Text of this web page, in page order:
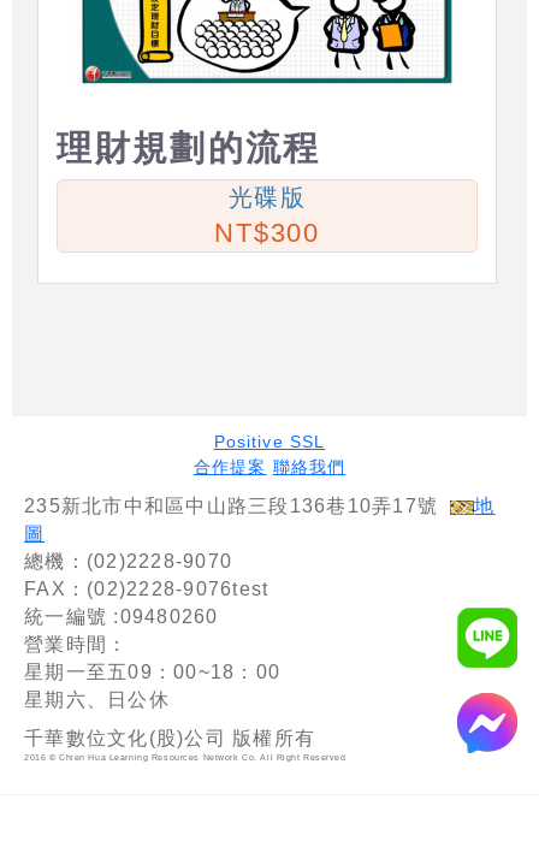
理財規劃的流程
光碟版
300
Positive SSL
合作提案 聯絡我們
235新北市中和區中山路三段136巷10弄17號
地
圖
總機：(02)2228-9070
FAX：(02)2228-9076test
統一編號 :09480260
營業時間：
星期一至五09：00~18：00
星期六、日公休
千華數位文化(股)公司 版權所有
2016 © Chien Hua Learning Resources Network Co. All Right Reserved